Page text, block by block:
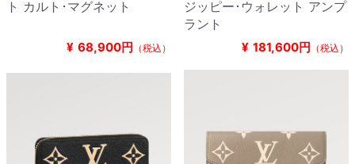
ト カルト･マグネット
¥ 68,900円 （税込）
ジッピー･ウォレット アンプ
ラント
¥ 181,600円 （税込）